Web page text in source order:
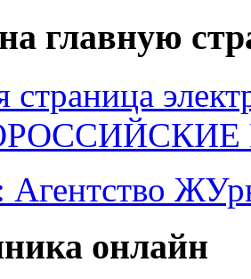
главную
страница
онлайн